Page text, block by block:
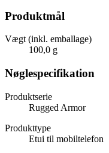
Produktmål
Vægt (inkl. emballage)
100,0 g
Nøglespecifikation
Produktserie
Rugged Armor
Produkttype
Etui til mobiltelefon